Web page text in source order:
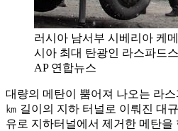
러시아 남서부 시베리아 케
시아 최대 탄광인 라스파드
AP 연합뉴스
대량의 메탄이 뿜어져 나오는 라
㎞ 길이의 지하 터널로 이뤄진 대
유로 지하터널에서 제거한 메탄을